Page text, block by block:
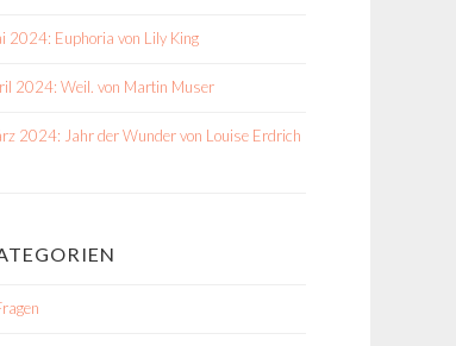
2024: Euphoria von Lily King
2024: Weil. von Martin Muser
2024: Jahr der Wunder von Louise Erdrich